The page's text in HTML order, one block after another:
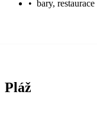
• bary,
Pláž